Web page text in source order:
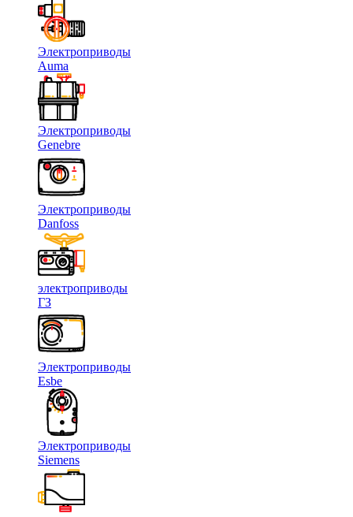
Электроприводы
Auma
Электроприводы
Genebre
Электроприводы
Danfoss
электроприводы
ГЗ
Электроприводы
Esbe
Электроприводы
Siemens